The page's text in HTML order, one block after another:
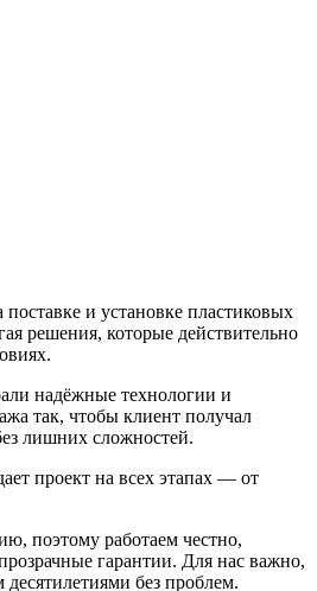
и установке пластиковых
решения, которые действительно
надёжные технологии и
так, чтобы клиент получал
лишних сложностей.
проект на всех этапах — от
поэтому работаем честно,
гарантии. Для нас важно,
без проблем.